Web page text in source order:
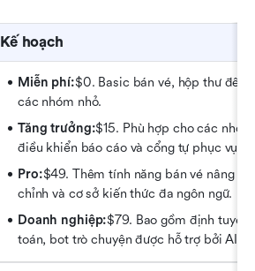
Kế hoạch
Miễn phí:$0. Basic bán vé, hộp thư đến
các nhóm nhỏ.
Tăng trưởng:$15. Phù hợp cho các
điều khiển báo cáo và cổng tự phục vụ.
Pro:$49. Thêm tính năng bán vé nâng
chỉnh và cơ sở kiến thức đa ngôn ngữ.
Doanh nghiệp:$79. Bao gồm định
toán, bot trò chuyện được hỗ trợ bởi AI